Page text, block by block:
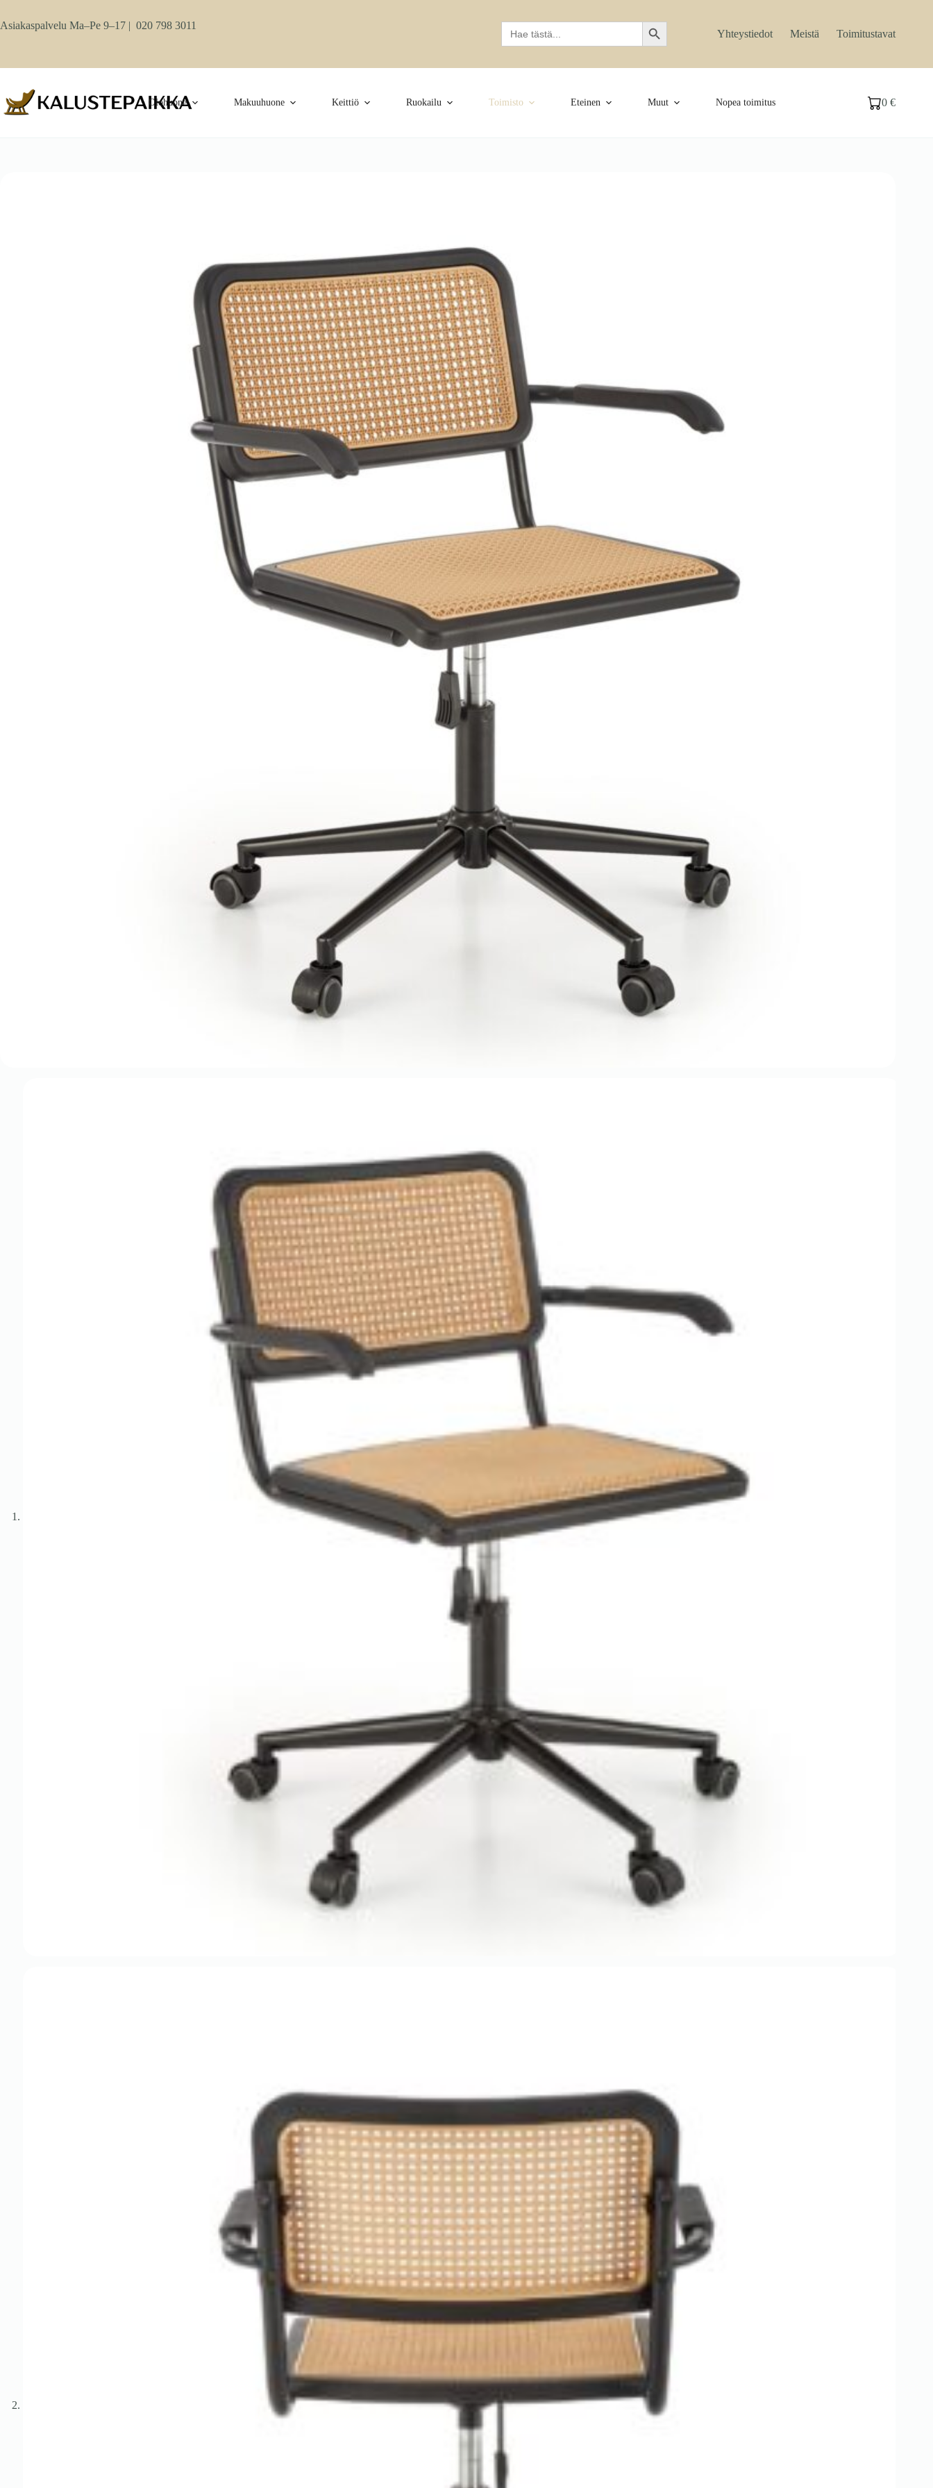
content
Asiakaspalvelu Ma–Pe 9–17 | 020 798 3011
Search
for:
Search Button Yhteystiedot Meistä Toimitustavat
Olohuone Makuuhuone Keittiö Ruokailu Toimisto Eteinen Muut Nopea toimitus Ostoskori
0€